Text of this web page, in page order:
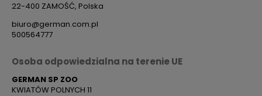
22-400 ZAMOŚĆ, Polska
biuro@german.com.pl
500564777
Osoba odpowiedzialna na terenie UE
GERMAN SP ZOO
KWIATÓW POLNYCH 11